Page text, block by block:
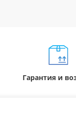
Гарантия и